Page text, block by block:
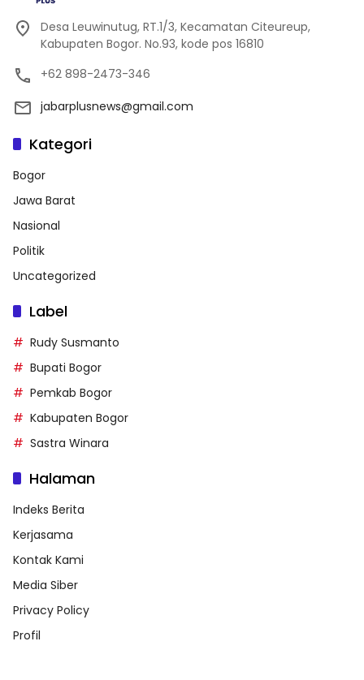
Desa Leuwinutug, RT.1/3, Kecamatan Citeureup,
Kabupaten Bogor. No.93, kode pos 16810
+62 898-2473-346
jabarplusnews@gmail.com
Kategori
Bogor
Jawa Barat
Nasional
Politik
Uncategorized
Label
Rudy Susmanto
Bupati Bogor
Pemkab Bogor
Kabupaten Bogor
Sastra Winara
Halaman
Indeks Berita
Kerjasama
Kontak Kami
Media Siber
Privacy Policy
Profil